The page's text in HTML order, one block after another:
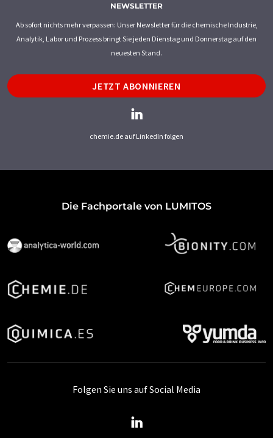
NEWSLETTER
Ab sofort nichts mehr verpassen: Unser Newsletter für die chemische Industrie,
Analytik, Labor und Prozess bringt Sie jeden Dienstag und Donnerstag auf den
neuesten Stand.
JETZT ABONNIEREN
chemie.de auf LinkedIn folgen
Die Fachportale von LUMITOS
Folgen Sie uns auf Social Media